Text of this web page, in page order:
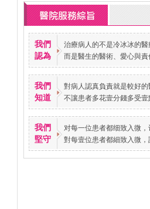
我們
認為
治療病人的不是冷冰冰的醫
而是醫生的醫術、愛心與責
我們
知道
對病人認真負責就是較好的
不讓患者多花壹分錢多受壹
我們
堅守
对每一位患者都细致入微，
對每壹位患者都細致入微，